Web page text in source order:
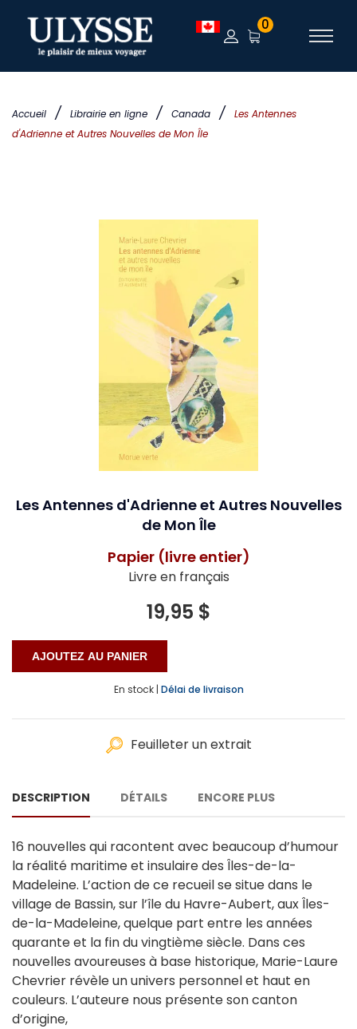
Accueil / Librairie en ligne / Canada /
Les Antennes
d'Adrienne et Autres Nouvelles de Mon Île
0
Les Antennes d'Adrienne et Autres Nouvelles
de Mon Île
Papier (livre entier)
Livre en français
19,95 $
En stock | Délai de livraison
Feuilleter un extrait
DESCRIPTION DÉTAILS ENCORE PLUS
16 nouvelles qui racontent avec beaucoup d’humour
la réalité maritime et insulaire des Îles-de-la-
Madeleine. L’action de ce recueil se situe dans le
village de Bassin, sur l’île du Havre-Aubert, aux Îles-
de-la-Madeleine, quelque part entre les années
quarante et la fin du vingtième siècle. Dans ces
nouvelles avoureuses à base historique, Marie-Laure
Chevrier révèle un univers personnel et haut en
couleurs. L’auteure nous présente son canton
d’origine,